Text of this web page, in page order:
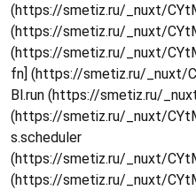
(https://smetiz.ru/_nuxt/
(https://smetiz.ru/_nuxt/
(https://smetiz.ru/_nuxt/
fn] (https://smetiz.ru/_nuxt/
Bl.run (https://smetiz.ru/
(https://smetiz.ru/_nuxt/
s.scheduler
(https://smetiz.ru/_nuxt/
(https://smetiz.ru/_nuxt/